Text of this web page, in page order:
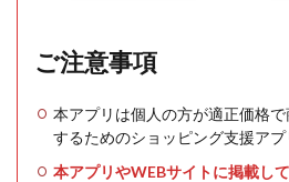
ご注意事項
本アプリは個人の方が適正価格
するためのショッピング支援アプ
本アプリやWEBサイトに掲載し